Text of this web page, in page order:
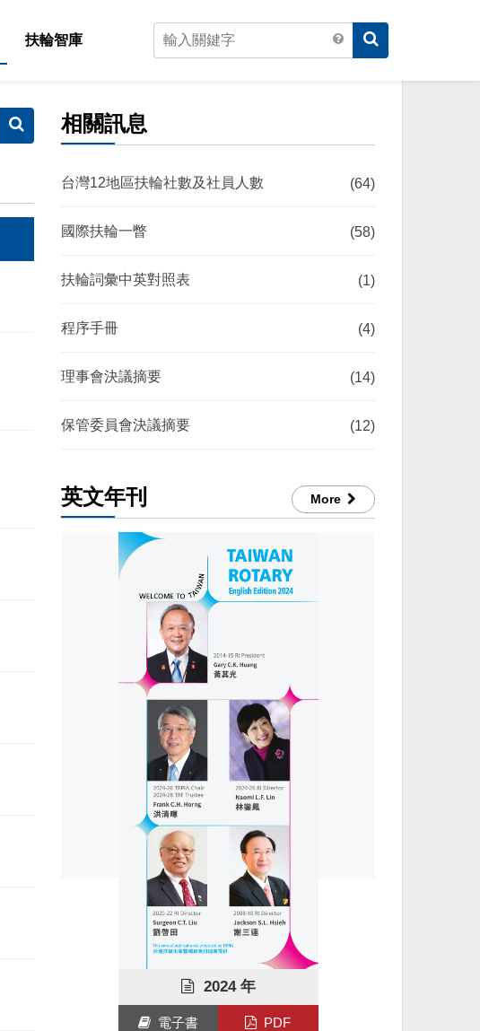
扶輪智庫
相關訊息
台灣12地區扶輪社數及社員人數 (64)
國際扶輪一瞥 (58)
扶輪詞彙中英對照表 (1)
程序手冊 (4)
理事會決議摘要 (14)
保管委員會決議摘要 (12)
英文年刊 More
2024 年
電子書 PDF